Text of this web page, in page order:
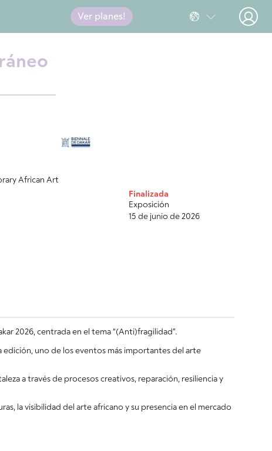
Ver planes!
African Art
Finalizada
Exposición
15 de junio de 2026
2026, centrada en el tema “(Anti)fragilidad”.
edición, uno de los eventos más importantes del arte
a través de procesos creativos, reparación, resiliencia y
la visibilidad del arte africano y su presencia en el mercado